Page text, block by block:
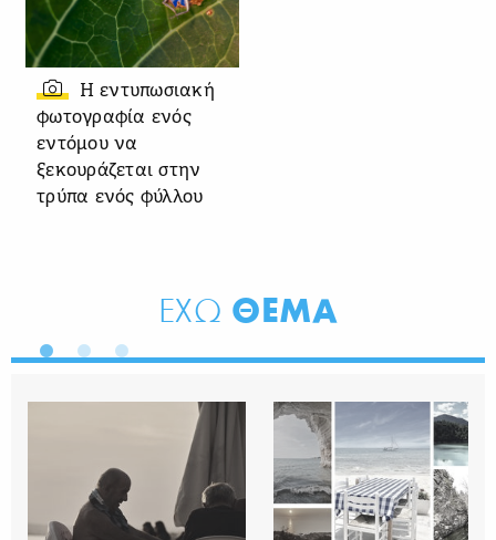
Η εντυπωσιακή
φωτογραφία ενός
εντόμου να
ξεκουράζεται στην
τρύπα ενός φύλλου
ΕΧΩ ΘΕΜΑ